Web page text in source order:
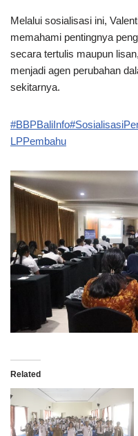
Melalui sosialisasi ini,
memahami pentingnya
secara tertulis maupun
menjadi agen perubahan
sekitarnya.
#BBPBaliInfo
LPPembahu
Related